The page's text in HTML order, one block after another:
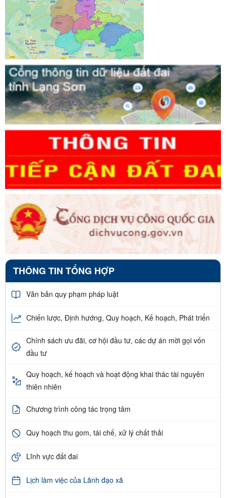
THÔNG TIN TỔNG HỢP
Văn bản quy phạm pháp luật
Chiến lược, Định hướng, Quy hoạch, Kế hoạch, Phát triển
Chính sách ưu đãi, cơ hội đầu tư, các dự án mời gọi vốn
đầu tư
Quy hoạch, kế hoạch và hoạt động khai thác tài nguyên
thiên nhiên
Chương trình công tác trọng tâm
Quy hoạch thu gom, tái chế, xử lý chất thải
Lĩnh vực đất đai
Lịch làm việc của Lãnh đạo xã